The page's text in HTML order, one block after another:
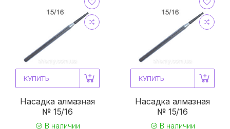
КУПИТЬ
Насадка алмазная
№ 15/16
В наличии
КУПИТЬ
Насадка алмазная
№ 15/16
В наличии